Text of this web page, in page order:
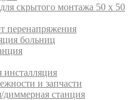
скрытого монтажа 50 x 50
перенапряжения
больниц
инсталляция
и запчасти
диммерная станция